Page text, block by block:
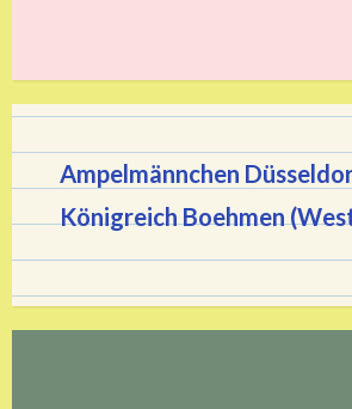
Ampelmännchen
Königreich Boehmen